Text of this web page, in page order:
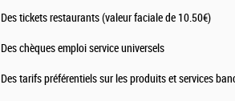
Des tickets restaurants (valeur faciale de 10.50€)
Des chèques emploi service universels
Des tarifs préférentiels sur les produits et services